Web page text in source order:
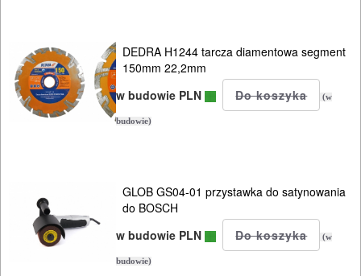
odkurzaczy
Do
opalarek
i
zagłębiar..
Akcesoria
DEDRA H1244 tarcza diamentowa segment
150mm 22,2mm
w budowie PLN
(w
budowie)
GLOB GS04-01 przystawka do satynowania
do BOSCH
w budowie PLN
(w
budowie)